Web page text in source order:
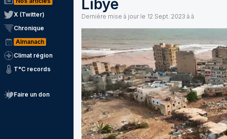
X (Twitter)
Chronique
Almanach
Climat région
T°C records
Faire un don
Libye
Dernière mise à jour le 12 Sept. 2023 à à